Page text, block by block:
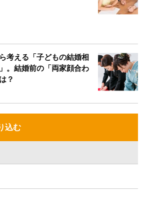
考える「子どもの結婚相
。結婚前の「両家顔合わ
？
込む